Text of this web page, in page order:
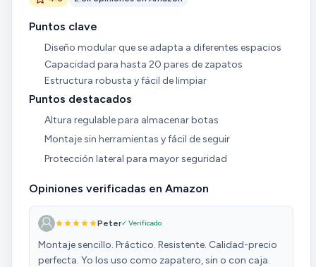
Puntos clave
Diseño modular que se adapta a diferentes espacios
Capacidad para hasta 20 pares de zapatos
Estructura robusta y fácil de limpiar
Puntos destacados
Altura regulable para almacenar botas
Montaje sin herramientas y fácil de seguir
Protección lateral para mayor seguridad
Opiniones verificadas en Amazon
Peter✓ Verificado
Montaje sencillo. Práctico. Resistente. Calidad-precio
perfecta. Yo los uso como zapatero, sin o con caja.